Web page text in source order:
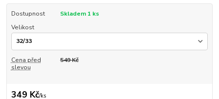
Dostupnost
Skladem 1 ks
Velikost
Cena před
slevou
549 Kč
349 Kč/ks